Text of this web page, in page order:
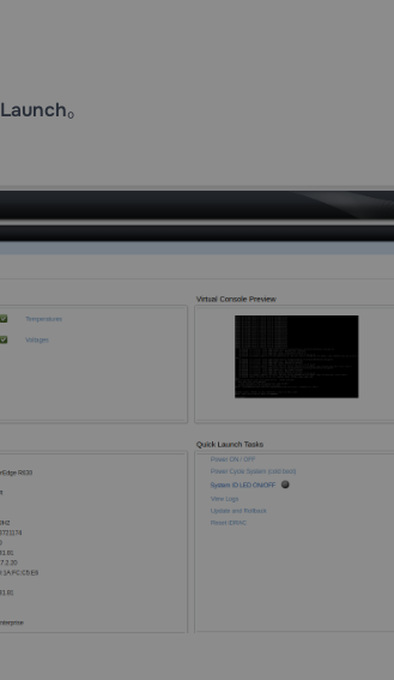
Launch。